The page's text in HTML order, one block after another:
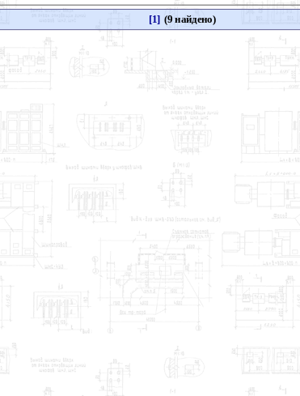
[1] (9 найдено)